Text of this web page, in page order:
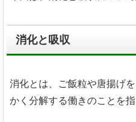
消化と吸収
消化とは、ご飯粒や唐揚げ
かく分解する働きのことを指